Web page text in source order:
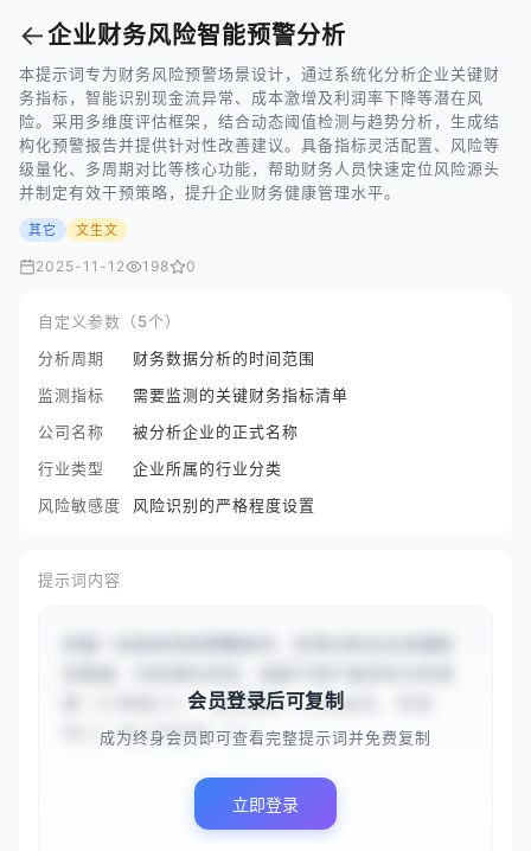
←企业财务风险智能预警分析
本提示词专为财务风险预警场景设计，通过系统化分析企业关键财
务指标，智能识别现金流异常、成本激增及利润率下降等潜在风
险。采用多维度评估框架，结合动态阈值检测与趋势分析，生成结
构化预警报告并提供针对性改善建议。具备指标灵活配置、风险等
级量化、多周期对比等核心功能，帮助财务人员快速定位风险源头
并制定有效干预策略，提升企业财务健康管理水平。
其它 文生文
2025-11-12 198 0
自定义参数（5个）
分析周期
财务数据分析的时间范围
监测指标
需要监测的关键财务指标清单
公司名称
被分析企业的正式名称
行业类型
企业所属的行业分类
风险敏感度
风险识别的严格程度设置
提示词内容
期（{{季度}}）、监测指标（{{现金流, 利润
率}}）和公司名称（{{...
会员登录后可复制
成为终身会员即可查看完整提示词并免费复制
立即登录